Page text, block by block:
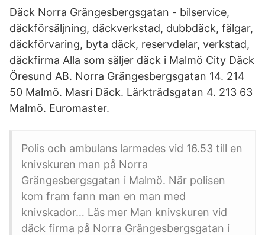
Däck Norra Grängesbergsgatan - bilservice,
däckförsäljning, däckverkstad, dubbdäck, fälgar,
däckförvaring, byta däck, reservdelar, verkstad,
däckfirma Alla som säljer däck i Malmö City Däck
Öresund AB. Norra Grängesbergsgatan 14. 214
50 Malmö. Masri Däck. Lärkträdsgatan 4. 213 63
Malmö. Euromaster.
Polis och ambulans larmades vid 16.53 till en
knivskuren man på Norra
Grängesbergsgatan i Malmö. När polisen
kom fram fann man en man med
knivskador… Läs mer Man knivskuren vid
däck firma på Norra Grängesbergsgatan i